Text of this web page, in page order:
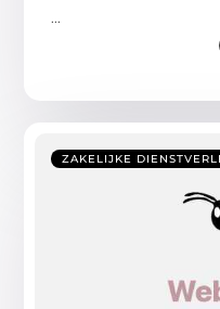
...
ZAKELIJKE